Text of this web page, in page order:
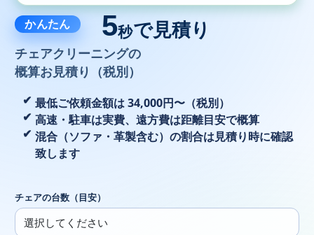
かんたん 5秒で見積り
チェアクリーニングの
概算お見積り（税別）
最低ご依頼金額は 34,000円〜（税別）
高速・駐車は実費、遠方費は距離目安で概算
混合（ソファ・革製含む）の割合は見積り時に確認
致します
チェアの台数（目安）